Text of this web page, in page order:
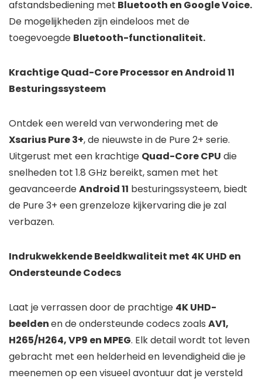
afstandsbediening met Bluetooth en Google Voice.
De mogelijkheden zijn eindeloos met de
toegevoegde Bluetooth-functionaliteit.
Krachtige Quad-Core Processor en Android 11
Besturingssysteem
Ontdek een wereld van verwondering met de
Xsarius Pure 3+, de nieuwste in de Pure 2+ serie.
Uitgerust met een krachtige Quad-Core CPU die
snelheden tot 1.8 GHz bereikt, samen met het
geavanceerdeAndroid 11 besturingssysteem, biedt
de Pure 3+ een grenzeloze kijkervaring die je zal
verbazen.
Indrukwekkende Beeldkwaliteit met 4K UHD en
Ondersteunde Codecs
Laat je verrassen door de prachtige 4K UHD-
beeldenen de ondersteunde codecs zoals AV1,
H265/H264, VP9 en MPEG. Elk detail wordt tot leven
gebracht met een helderheid en levendigheid die je
meenemen op een visueel avontuur dat je versteld